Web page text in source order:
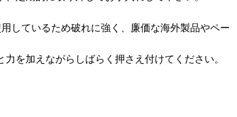
しているため破れに強く、廉価な海外製品やペー
を加えながらしばらく押さえ付けてください。